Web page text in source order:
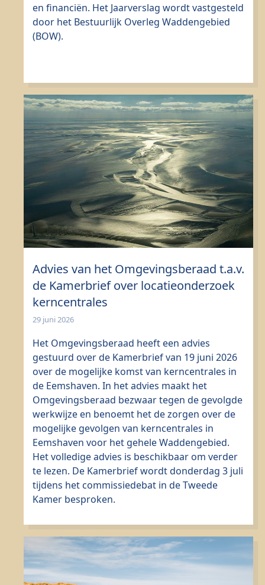
en financiën. Het Jaarverslag wordt vastgesteld
door het Bestuurlijk Overleg Waddengebied
(BOW).
Advies van het Omgevingsberaad t.a.v.
de Kamerbrief over locatieonderzoek
kerncentrales
29 juni 2026
Het Omgevingsberaad heeft een advies
gestuurd over de Kamerbrief van 19 juni 2026
over de mogelijke komst van kerncentrales in
de Eemshaven. In het advies maakt het
Omgevingsberaad bezwaar tegen de gevolgde
werkwijze en benoemt het de zorgen over de
mogelijke gevolgen van kerncentrales in
Eemshaven voor het gehele Waddengebied.
Het volledige advies is beschikbaar om verder
te lezen. De Kamerbrief wordt donderdag 3 juli
tijdens het commissiedebat in de Tweede
Kamer besproken.